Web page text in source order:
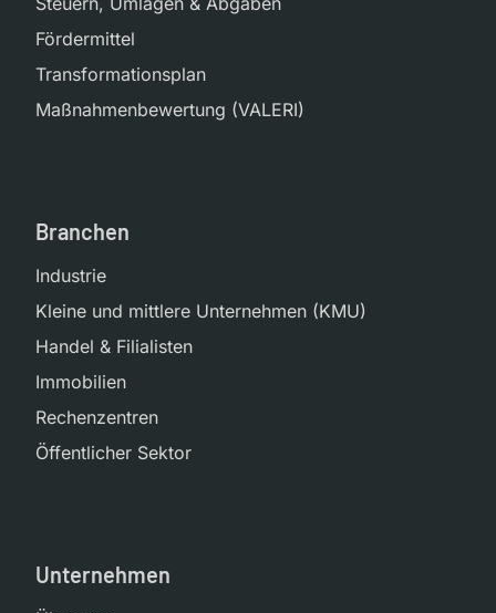
Fördermittel
Transformationsplan
Maßnahmenbewertung (VALERI)
Branchen
Industrie
Kleine und mittlere Unternehmen (KMU)
Handel & Filialisten
Immobilien
Rechenzentren
Öffentlicher Sektor
Unternehmen